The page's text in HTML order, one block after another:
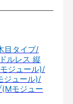
目タイプ/
ルレス 縦
ジュール)/
ジュール)/
モジュー